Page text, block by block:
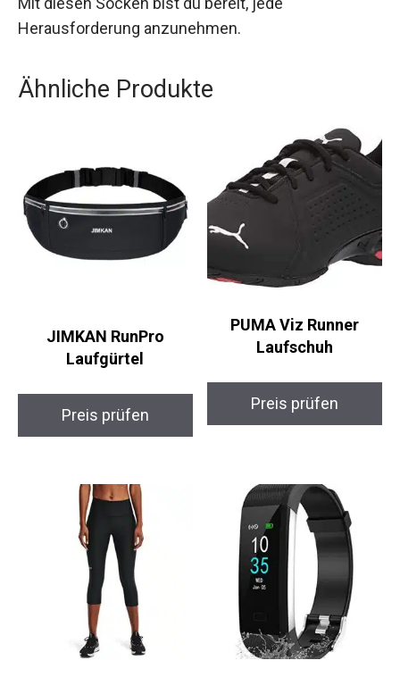
Mit diesen Socken bist du bereit, jede
Herausforderung anzunehmen.
Ähnliche Produkte
JIMKAN RunPro
Laufgürtel
Preis prüfen
PUMA Viz Runner
Laufschuh
Preis prüfen